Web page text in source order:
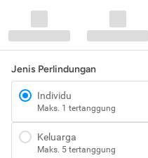
Jenis Perlindungan
Individu
Maks. 1 tertanggung
Keluarga
Maks. 5 tertanggung